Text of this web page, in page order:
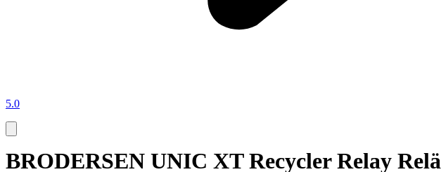
5.0
BRODERSEN UNIC XT Recycler Relay Relä